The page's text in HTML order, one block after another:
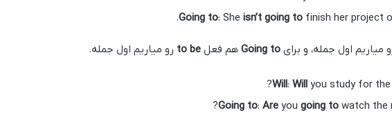
Going to: She isn’t going tofinish her project
میاریم اول جمله، و برایGoing to هم فعلto be رو میاریم اول جمله.
Will: Willyou study for the
Going to: Areyou going towatch the